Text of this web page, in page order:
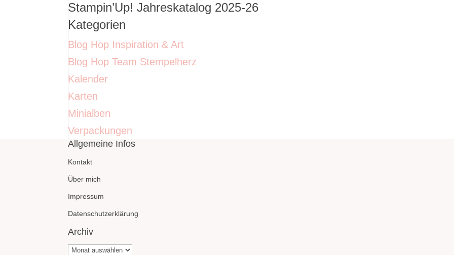
Stampin’Up! Jahreskatalog 2025-26
Kategorien
Blog Hop Inspiration & Art
Blog Hop Team Stempelherz
Kalender
Karten
Minialben
Verpackungen
Allgemeine Infos
Kontakt
Über mich
Impressum
Datenschutzerklärung
Archiv
Archiv